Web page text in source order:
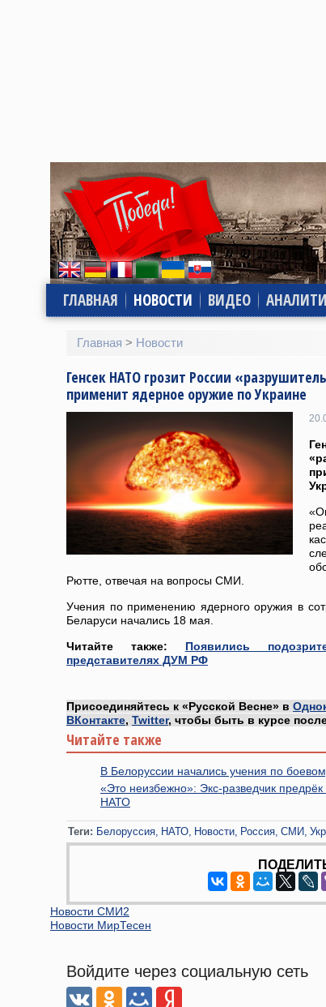
ГЛАВНАЯ НОВОСТИ ВИДЕО
Главная > Новости
Генсек НАТО грозит России
применит ядерное оружие по Украине
Рютте, отвечая на вопросы СМИ.
Учения по применению ядерного оружия в
Беларуси начались 18 мая.
Читайте также: Появились
представителях ДУМ РФ
Присоединяйтесь к «Русской Весне» в
ВКонтакте, Twitter, чтобы быть в курсе
Читайте также
В Белоруссии начались учения по
«Это неизбежно»: Экс-разведчик
НАТО
Теги: Белоруссия НАТО Новости Россия СМИ
Новости СМИ2
Новости МирТесен
Войдите через социальную сеть